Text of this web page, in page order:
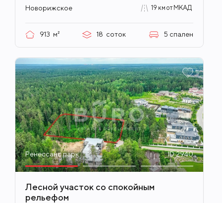
Новорижское 19 км от МКАД
913 м² 18 соток 5 спален
Ренессанс парк ID 2940
Лесной участок со спокойным
рельефом